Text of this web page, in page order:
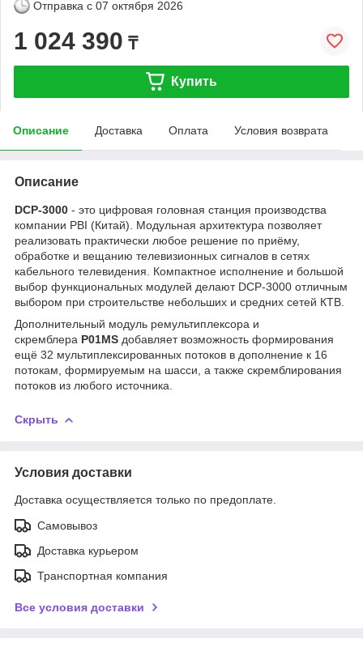
Отправка с 07 октября 2026
1 024 390 ₸
Купить
Описание Доставка Оплата Условия возврата
Описание
DCP-3000 - это цифровая головная станция производства
компании PBI (Китай). Модульная архитектура позволяет
реализовать практически любое решение по приёму,
обработке и вещанию телевизионных сигналов в сетях
кабельного телевидения. Компактное исполнение и большой
выбор функциональных модулей делают DCP-3000 отличным
выбором при строительстве небольших и средних сетей КТВ.
Дополнительный модуль ремультиплексора и
скремблера P01MS добавляет возможность формирования
ещё 32 мультиплексированных потоков в дополнение к 16
потокам, формируемым на шасси, а также скремблирования
потоков из любого источника.
Скрыть
Условия доставки
Доставка осуществляется только по предоплате.
Самовывоз
Доставка курьером
Транспортная компания
Все условия доставки